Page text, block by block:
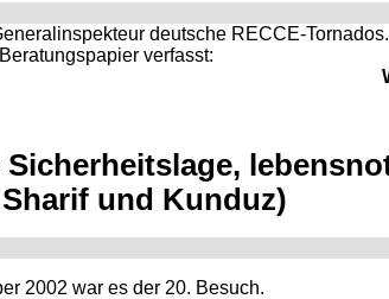
deutsche RECCE-
verfasst:
und Kunduz)
2002 war es der 20. Besuch.